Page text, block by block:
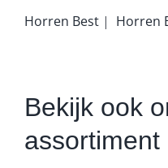
Horren Best| Horren
Bekijk ook
assortiment